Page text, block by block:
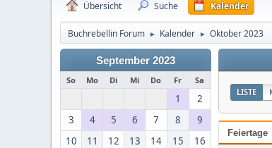
Übersicht Suche Kalender
Buchrebellin Forum ► Kalender ► Oktober 2023
September 2023
So Mo Di Mi Do Fr Sa
1
2
3
4 5 6 7 8
9
10
11 12 13 14 15
16
LISTE
Feiertage